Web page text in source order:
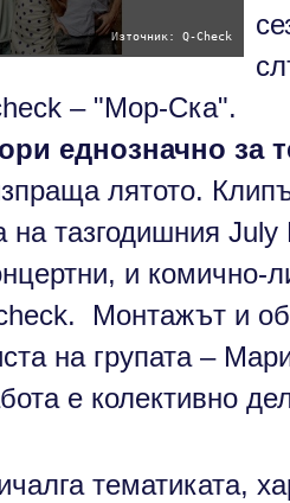
Източник: Q-Check
– "Мор-Ска".
еднозначно за
лятото.
на тазгодишния
и комично-
Монтажът и
на групата –
е колективно
тематиката,